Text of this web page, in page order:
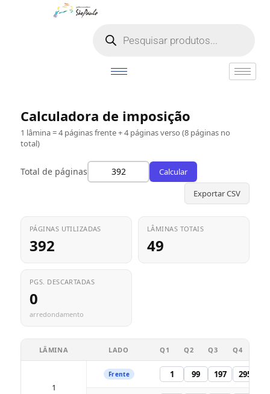
Calculadora de imposição
1 lâmina = 4 páginas frente + 4 páginas verso (8 páginas no
total)
Total de páginas
Calcular
Exportar CSV
PÁGINAS UTILIZADAS
392
LÂMINAS TOTAIS
49
PGS. DESCARTADAS
0
arredondamento
LÂMINA LADO Q1 Q2 Q3 Q4
1
Frente 1 99 197 295